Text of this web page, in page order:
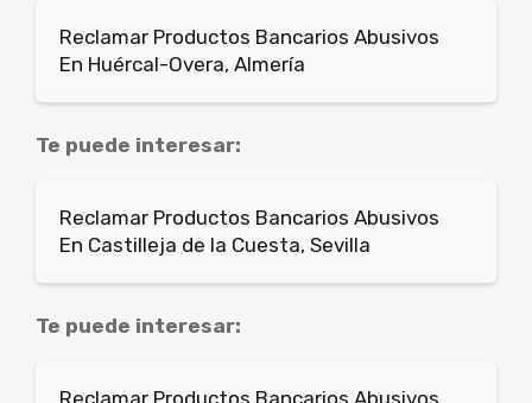
Reclamar Productos Bancarios Abusivos
En Huércal-Overa, Almería
Te puede interesar:
Reclamar Productos Bancarios Abusivos
En Castilleja de la Cuesta, Sevilla
Te puede interesar:
Reclamar Productos Bancarios Abusivos